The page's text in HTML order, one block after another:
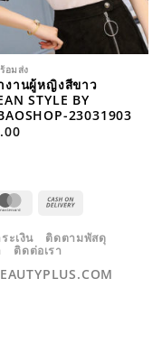
อมส่ง
งานผู้หญิงสีขาว
STYLE BY
23031903
MASTERCARD
DELIVERY
ะเงิน
ติดตามพัสดุ
ติดต่อเรา